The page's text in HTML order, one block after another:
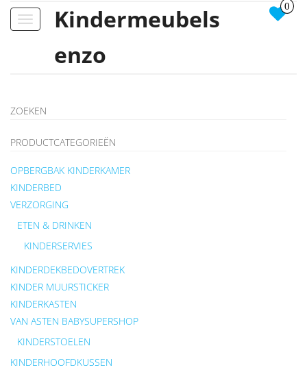
Toggle
Kindermeubels
enzo
0
ZOEKEN
PRODUCTCATEGORIEËN
OPBERGBAK KINDERKAMER
KINDERBED
VERZORGING
ETEN & DRINKEN
KINDERSERVIES
KINDERDEKBEDOVERTREK
KINDER MUURSTICKER
KINDERKASTEN
VAN ASTEN BABYSUPERSHOP
KINDERSTOELEN
KINDERHOOFDKUSSEN